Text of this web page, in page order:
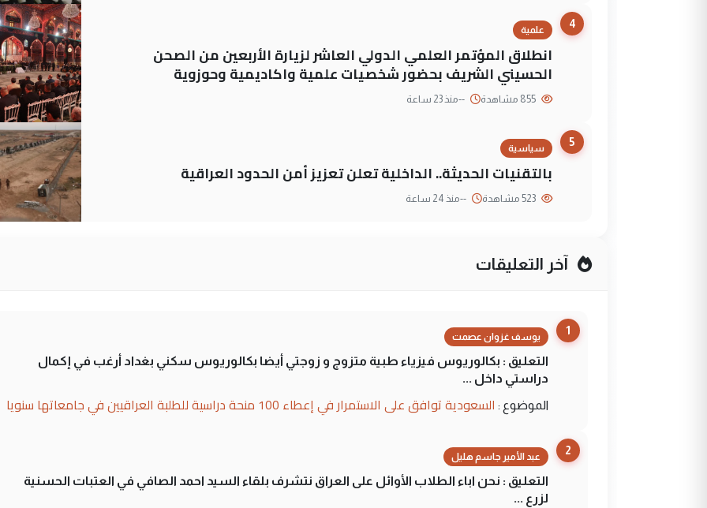
4
علمية
انطلاق المؤتمر العلمي الدولي العاشر لزيارة الأربعين من الصحن
الحسيني الشريف بحضور شخصيات علمية واكاديمية وحوزوية
--منذ 23 ساعة
5
سياسية
بالتقنيات الحديثة.. الداخلية تعلن تعزيز أمن الحدود العراقية
--منذ 24 ساعة
آخر التعليقات
1
يوسف غزوان عصمت
التعليق : بكالوريوس فيزياء طبية متزوج و زوجتي أيضا بكالوريوس سكني بغداد أرغب في إكمال
دراستي داخل ...
الموضوع : السعودية توافق على الاستمرار في إعطاء 100 منحة دراسية للطلبة العراقيين في جامعاتها سنويا
2
عبد الأمير جاسم هليل
التعليق : نحن اباء الطلاب الأوائل على العراق نتشرف بلقاء السيد احمد الصافي في العتبات الحسنية
لزرع ...